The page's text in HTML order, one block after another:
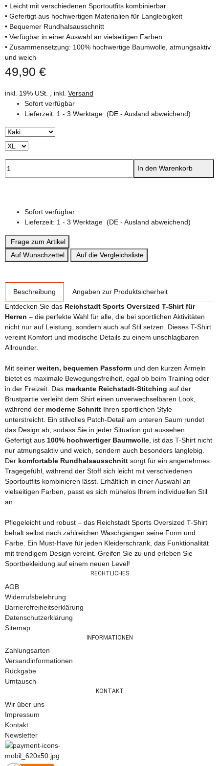
• Leicht mit verschiedenen Sportoutfits kombinierbar
• Gefertigt aus hochwertigen Materialien für Langlebigkeit
• Bequemer Rundhalsausschnitt
• Verfügbar in einer Auswahl an vielseitigen Farben
• Zusammensetzung: 100% hochwertige Baumwolle, atmungsaktiv
und weich
49,90 €
inkl. 19% USt. , inkl. Versand
Sofort verfügbar
Lieferzeit: 1 - 3 Werktage (DE - Ausland abweichend)
In den Warenkorb
Sofort verfügbar
Lieferzeit: 1 - 3 Werktage (DE - Ausland abweichend)
Frage zum Artikel
Auf Wunschzettel
Auf die Vergleichsliste
Beschreibung
Angaben zur Produktsicherheit
Entdecken Sie das Reichstadt Sports Oversized T-Shirt für
Herren – die perfekte Wahl für alle, die bei sportlichen Aktivitäten
nicht nur auf Leistung, sondern auch auf Stil setzen. Dieses T-Shirt
vereint Komfort und modische Details zu einem unschlagbaren
Allrounder.
Mit seiner weiten, bequemen Passform und den kurzen Ärmeln
bietet es maximale Bewegungsfreiheit, egal ob beim Training oder
in der Freizeit. Das markante Reichstadt-Stitching auf der
Brustpartie verleiht dem Shirt einen unverwechselbaren Look,
während der moderne Schnitt Ihren sportlichen Style
unterstreicht. Ein stilvolles Patch-Detail am unteren Saum rundet
das Design ab, sodass Sie in jeder Situation gut aussehen.
Gefertigt aus 100% hochwertiger Baumwolle , ist das T-Shirt nicht
nur atmungsaktiv und weich, sondern auch besonders langlebig.
Der komfortable Rundhalsausschnitt sorgt für ein angenehmes
Tragegefühl, während der Stoff sich leicht mit verschiedenen
Sportoutfits kombinieren lässt. Erhältlich in einer Auswahl an
vielseitigen Farben, passt es sich mühelos Ihrem individuellen Stil
an.
Pflegeleicht und robust – das Reichstadt Sports Oversized T-Shirt
behält selbst nach zahlreichen Waschgängen seine Form und
Farbe. Ein Must-Have für jeden Kleiderschrank, das Funktionalität
mit trendigem Design vereint. Greifen Sie zu und erleben Sie
Sportbekleidung auf einem neuen Level!
RECHTLICHES
AGB
Widerrufsbelehrung
Barrierefreiheitserklärung
Datenschutzerklärung
Sitemap
INFORMATIONEN
Zahlungsarten
Versandinformationen
Rückgabe
Umtausch
KONTAKT
Wir über uns
Impressum
Kontakt
Newsletter